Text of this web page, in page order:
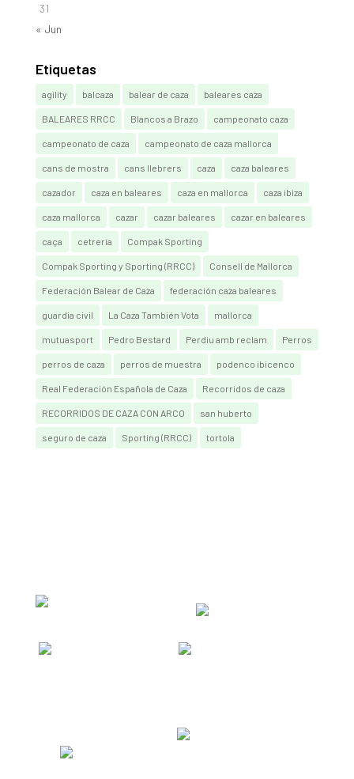
31
« Jun
Etiquetas
agility balcaza balear de caza baleares caza
BALEARES RRCC Blancos a Brazo campeonato caza
campeonato de caza campeonato de caza mallorca
cans de mostra cans llebrers caza caza baleares
cazador caza en baleares caza en mallorca caza ibiza
caza mallorca cazar cazar baleares cazar en baleares
caça cetrería Compak Sporting
Compak Sporting y Sporting (RRCC) Consell de Mallorca
Federación Balear de Caza federación caza baleares
guardia civil La Caza También Vota mallorca
mutuasport Pedro Bestard Perdiu amb reclam Perros
perros de caza perros de muestra podenco ibicenco
Real Federación Española de Caza Recorridos de caza
RECORRIDOS DE CAZA CON ARCO san huberto
seguro de caza Sporting (RRCC) tortola